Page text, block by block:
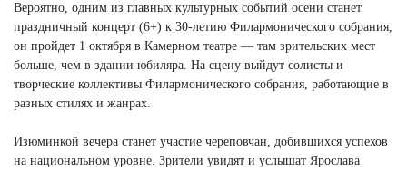
Вероятно, одним из главных культурных событий осени станет
праздничный концерт (6+) к 30-летию Филармонического собрания,
он пройдет 1 октября в Камерном театре — там зрительских мест
больше, чем в здании юбиляра. На сцену выйдут солисты и
творческие коллективы Филармонического собрания, работающие в
разных стилях и жанрах.
Изюминкой вечера станет участие череповчан, добившихся успехов
на национальном уровне. Зрители увидят и услышат Ярослава